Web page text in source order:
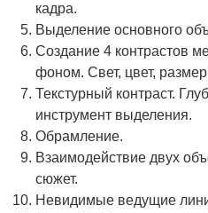
кадра.
Выделение основного
Создание 4 контрастов
фоном. Свет, цвет,
Текстурный контраст.
инструмент выделения.
Обрамление.
Взаимодействие двух
сюжет.
Невидимые ведущие